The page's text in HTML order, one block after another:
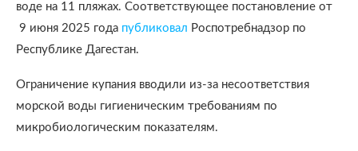
воде на 11 пляжах. Соответствующее постановление от
9 июня 2025 года публиковал Роспотребнадзор по
Республике Дагестан.
Ограничение купания вводили из-за несоответствия
морской воды гигиеническим требованиям по
микробиологическим показателям.